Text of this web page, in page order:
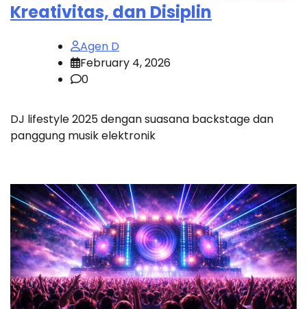
Kreativitas, dan Disiplin
Agen D
February 4, 2026
0
DJ lifestyle 2025 dengan suasana backstage dan
panggung musik elektronik